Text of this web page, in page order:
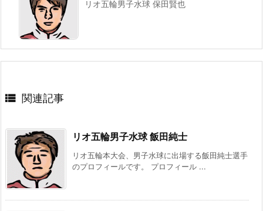
リオ五輪男子水球 保田賢也
 関連記事
リオ五輪男子水球 飯田純士
リオ五輪本大会、男子水球に出場する飯田純士選手
のプロフィールです。 プロフィール ...